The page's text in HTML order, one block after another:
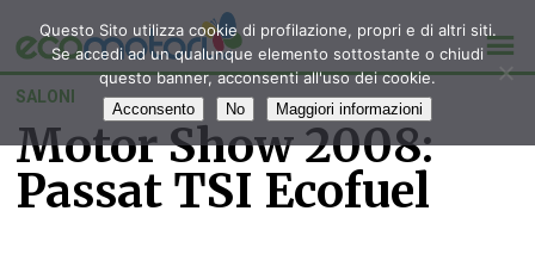
SALONI
Motor Show 2008:
Passat TSI Ecofuel
Questo Sito utilizza cookie di profilazione, propri e di altri siti.
Se accedi ad un qualunque elemento sottostante o chiudi
questo banner, acconsenti all'uso dei cookie.
Acconsento No Maggiori informazioni